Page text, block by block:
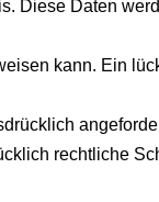
Diese Daten
kann. Ein
rechtliche